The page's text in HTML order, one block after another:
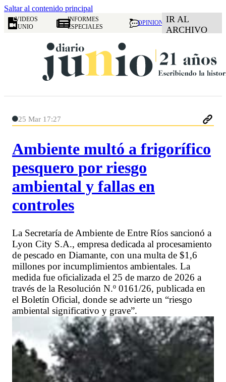
Saltar al contenido principal
VIDEOS
JUNIO
INFORMES
ESPECIALES
OPINION IR AL
ARCHIVO
25 Mar 17:27
Ambiente multó a frigorífico
pesquero por riesgo
ambiental y fallas en
controles
La Secretaría de Ambiente de Entre Ríos sancionó a
Lyon City S.A., empresa dedicada al procesamiento
de pescado en Diamante, con una multa de $1,6
millones por incumplimientos ambientales. La
medida fue oficializada el 25 de marzo de 2026 a
través de la Resolución N.º 0161/26, publicada en
el Boletín Oficial, donde se advierte un “riesgo
ambiental significativo y grave”.